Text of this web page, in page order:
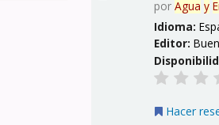
porAgua y
Idioma:
Editor:
Hacer